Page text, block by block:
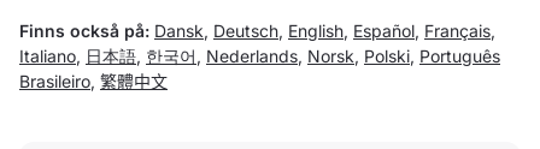
Finns också på: Dansk, Deutsch, English, Español, Français,
Italiano, 日本語, 한국어 , Nederlands, Norsk, Polski, Português
Brasileiro, 繁體中文